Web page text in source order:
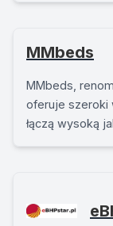
MMbeds
MMbeds,
oferuje szeroki
łączą wysoką